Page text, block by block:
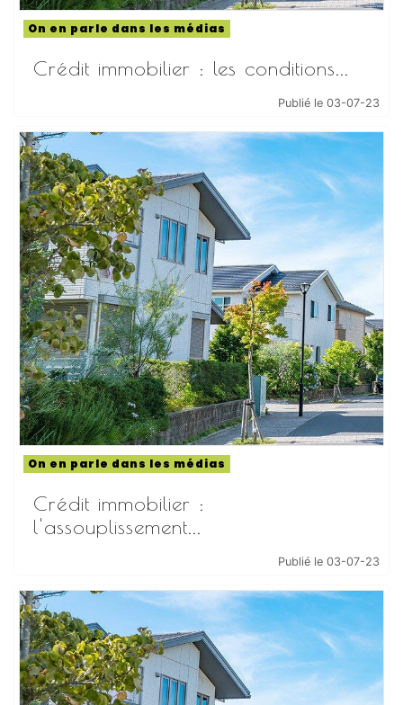
On en parle dans les médias
Crédit immobilier : les conditions...
Publié le 03-07-23
On en parle dans les médias
Crédit immobilier :
l'assouplissement...
Publié le 03-07-23